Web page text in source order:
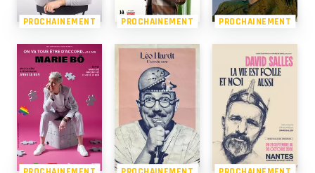
PROCHAINEMENT PROCHAINEMENT PROCHAINEMENT